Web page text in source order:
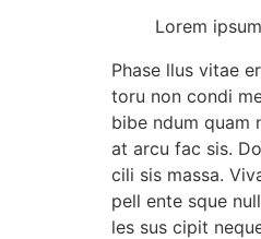
Lorem
Phase llus vitae
toru non condi
bibe ndum quam
at arcu fac sis.
cili sis massa.
pell ente sque
les sus cipit